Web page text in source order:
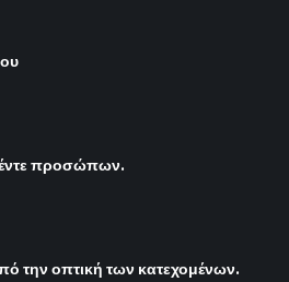
προσώπων.
την οπτική των κατεχομένων.